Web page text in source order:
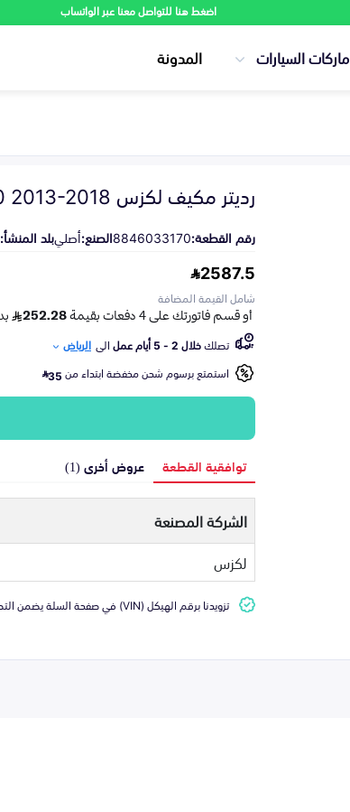
اضغط هنا للتواصل معنا عبر الواتساب
ماركات السيارات المدونة
رديتر مكيف لكزس ES350 2013-2018
رقم القطعة:8846033170الصنع:أصليبلد المنشأ:
2587.5
شامل القيمة المضافة
تصلكخلال 2 - 5 أيام عمل الى الرياض
استمتع برسوم شحن مخفضة ابتداء من35
توافقية القطعة عروض أخرى (1)
الشركة المصنعة
لكزس
تزويدنا برقم الهيكل (VIN) في صفحة السلة يضمن التطابق التام للقطعة مع سيارتك